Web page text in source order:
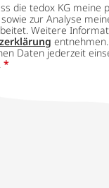
die tedox KG
zur Analyse
Weitere
Daten jederzeit
*